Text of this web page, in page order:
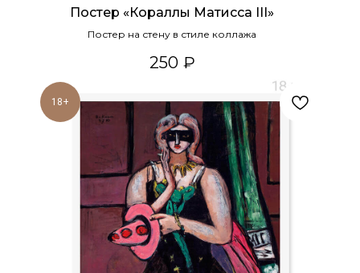
Постер «Кораллы Матисса III»
Постер на стену в стиле коллажа
250 ₽
18+